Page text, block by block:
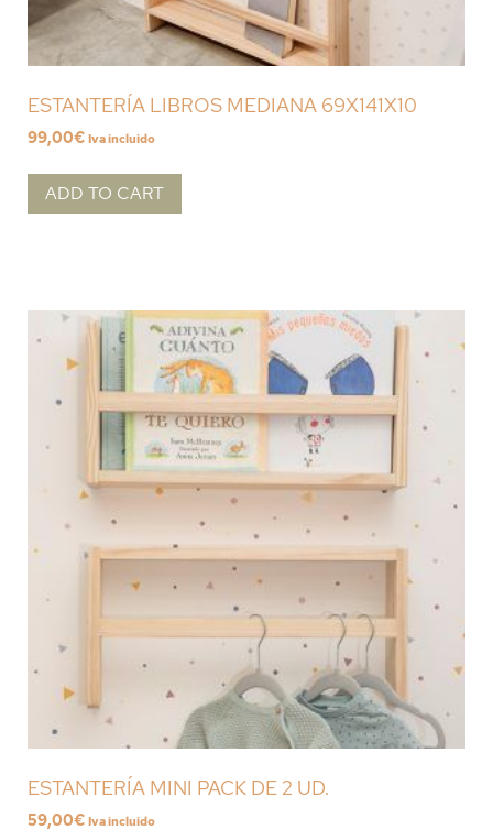
ESTANTERÍA LIBROS MEDIANA 69X141X10
99,00€ Iva incluido
ADD TO CART
ESTANTERÍA MINI PACK DE 2 UD.
59,00€ Iva incluido